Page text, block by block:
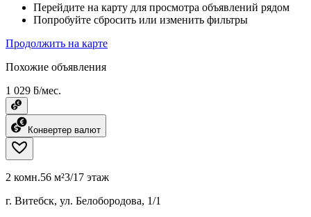
Перейдите на карту для просмотра объявлений рядом
Попробуйте сбросить или изменить фильтры
Продолжить на карте
Похожие объявления
1 029 ƃ/мес.
Конвертер валют
2 комн.56 м²3/17 этаж
г. Витебск, ул. Белобородова, 1/1